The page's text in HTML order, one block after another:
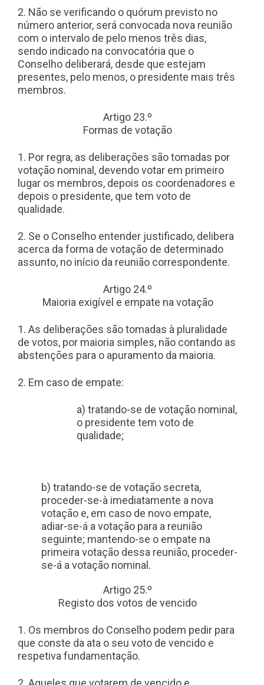
2. Não se verificando o quórum previsto no
número anterior, será convocada nova reunião
com o intervalo de pelo menos três dias,
sendo indicado na convocatória que o
Conselho deliberará, desde que estejam
presentes, pelo menos, o presidente mais três
membros.
Artigo 23.º
Formas de votação
1. Por regra, as deliberações são tomadas por
votação nominal, devendo votar em primeiro
lugar os membros, depois os coordenadores e
depois o presidente, que tem voto de
qualidade.
2. Se o Conselho entender justificado, delibera
acerca da forma de votação de determinado
assunto, no início da reunião correspondente.
Artigo 24.º
Maioria exigível e empate na votação
1. As deliberações são tomadas à pluralidade
de votos, por maioria simples, não contando as
abstenções para o apuramento da maioria.
2. Em caso de empate:
a) tratando-se de votação nominal,
o presidente tem voto de
qualidade;
b) tratando-se de votação secreta,
proceder-se-à imediatamente a nova
votação e, em caso de novo empate,
adiar-se-á a votação para a reunião
seguinte; mantendo-se o empate na
primeira votação dessa reunião, proceder-
se-á a votação nominal.
Artigo 25.º
Registo dos votos de vencido
1. Os membros do Conselho podem pedir para
que conste da ata o seu voto de vencido e
respetiva fundamentação.